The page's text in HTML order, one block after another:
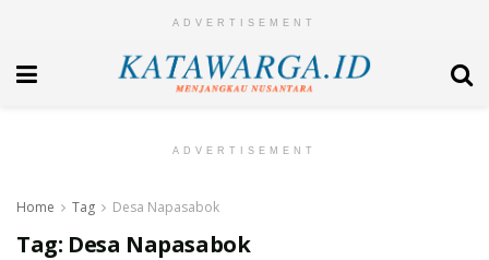
ADVERTISEMENT
ADVERTISEMENT
Home Tag Desa Napasabok
Tag: Desa Napasabok